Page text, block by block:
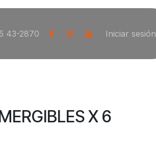
43-2870 Iniciar sesión
X 6